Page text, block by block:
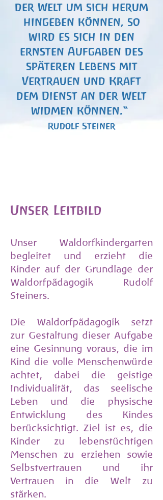
der Welt um sich herum
hingeben können, so
wird es sich in den
ernsten Aufgaben des
späteren Lebens mit
Vertrauen und Kraft
dem Dienst an der Welt
widmen können.“
Rudolf Steiner
Unser Leitbild
Unser Waldorfkindergarten
begleitet und erzieht die
Kinder auf der Grundlage der
Waldorfpädagogik Rudolf
Steiners.
Die Waldorfpädagogik setzt
zur Gestaltung dieser Aufgabe
eine Gesinnung voraus, die im
Kind die volle Menschenwürde
achtet, dabei die geistige
Individualität, das seelische
Leben und die physische
Entwicklung des Kindes
berücksichtigt. Ziel ist es, die
Kinder zu lebenstüchtigen
Menschen zu erziehen sowie
Selbstvertrauen und ihr
Vertrauen in die Welt zu
stärken.